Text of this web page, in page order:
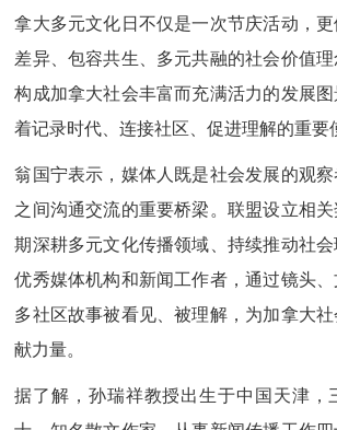
拿大多元文化日不仅是一次节庆活动，
差异、包容共生、多元共融的社会价值
构成加拿大社会丰富而充满活力的发展
着记录时代、连接社区、促进理解的重要
翁国宁表示，媒体人既是社会发展的观
之间沟通交流的重要桥梁。联盟设立相
期深耕多元文化传播领域、持续推动社
优秀媒体机构和新闻工作者，通过镜头
多社区故事被看见、被理解，为加拿大
献力量。
据了解，孙瑞祥教授出生于中国天津，